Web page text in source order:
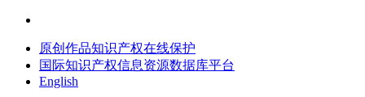
原创作品知识产权在线保护
国际知识产权信息资源数据库平台
English